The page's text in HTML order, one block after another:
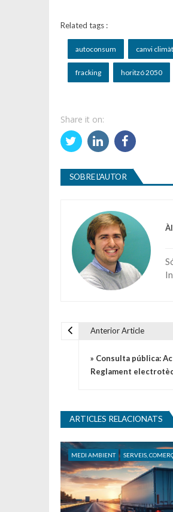
Related tags :
autoconsum canvi
fracking horitzó 2050
Share it on:
SOBRE L'AUTOR
Navegació
Anterior Article
» Consulta pública:
Reglament
ARTICLES RELACIONATS
MEDI AMBIENT SERVEIS,